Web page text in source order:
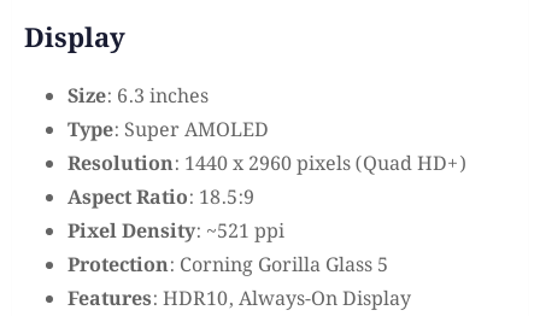
Display
Size: 6.3 inches
Type: Super AMOLED
Resolution: 1440 x 2960 pixels (Quad HD+)
Aspect Ratio: 18.5:9
Pixel Density: ~521 ppi
Protection: Corning Gorilla Glass 5
Features: HDR10, Always-On Display